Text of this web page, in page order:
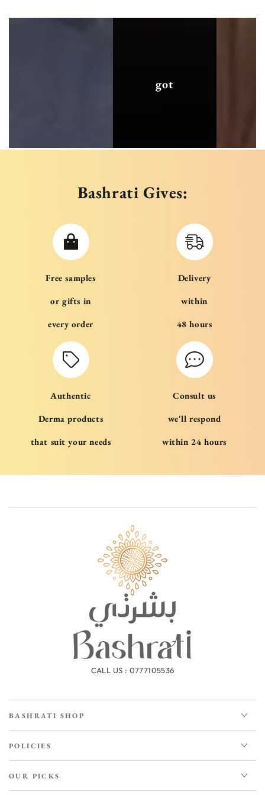
got
Bashrati Gives:
Free samples
or gifts in
every order
Delivery
within
48 hours
Authentic
Derma products
that suit your needs
Consult us
we'll respond
within 24 hours
CALL US : 0777105536
BASHRATI SHOP
POLICIES
OUR PICKS